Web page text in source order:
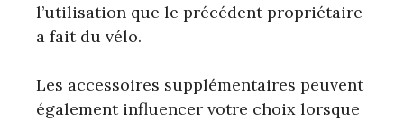
l’utilisation que le précédent propriétaire
a fait du vélo.
Les accessoires supplémentaires peuvent
également influencer votre choix lorsque